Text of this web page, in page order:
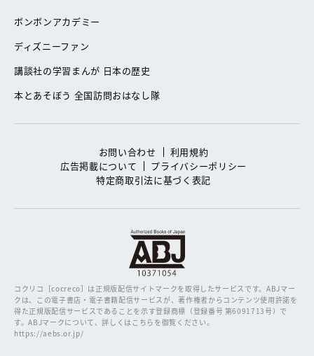
ボンボンアカデミー
ディズニーファン
講談社の学習まんが 日本の歴史
本とあそぼう 全国訪問おはなし隊
お問い合わせ
利用規約
広告掲載について
プライバシーポリシー
特定商取引法に基づく表記
コクリコ［cocreco］は正規版配信サイトマークを取得したサービスです。ABJマー
クは、この電子書店・電子書籍配信サービスが、著作権者からコンテンツ使用許諾を
得た正規版配信サービスであることを示す登録商標（登録番号 第6091713号）で
す。ABJマークについて、詳しくはこちらを御覧ください。
https://aebs.or.jp/